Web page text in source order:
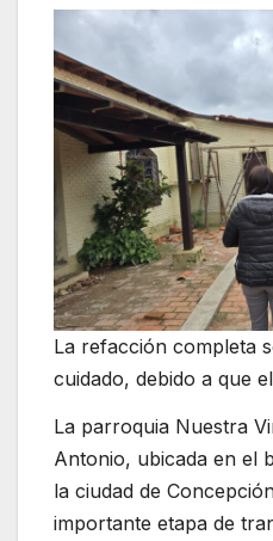
La refacción completa
cuidado, debido a que
La parroquia Nuestra
Antonio, ubicada en el
la ciudad de
importante etapa de